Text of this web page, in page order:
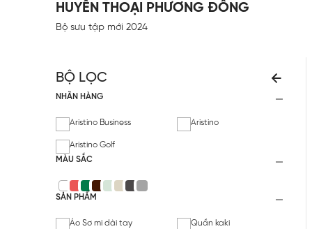
HUYỀN THOẠI PHƯƠNG ĐÔNG
Bộ sưu tập mới 2024
BỘ LỌC
NHÃN HÀNG
Aristino Business Aristino
Aristino Golf
MÀU SẮC
SẢN PHẨM
Áo Sơ mi dài tay Quần kaki